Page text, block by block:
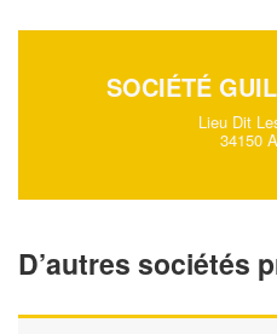
SOCIÉTÉ
Lieu Dit
34150
D’autres sociétés